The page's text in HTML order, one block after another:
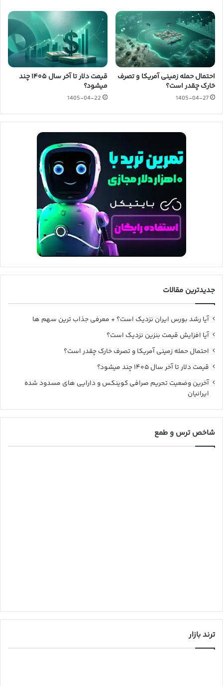
احتمال حمله زمینی آمریکا و تصرف
خارک چقدر است؟
1405-04-27
قیمت دلار تا آخر سال ۱۴۰۵ چند
میشود؟
1405-04-22
جدیدترین مقالات
آیا رشد بورس ایران نزدیک است؟ + معرفی جذاب ترین سهم ها
آیا افزایش قیمت بنزین نزدیک است؟
احتمال حمله زمینی آمریکا و تصرف خارک چقدر است؟
قیمت دلار تا آخر سال ۱۴۰۵ چند میشود؟
آخرین وضعیت تحریم صرافی کوینکس و دارایی های مسدود شده
ایرانیان
شاخص ترس و طمع
ترند بازار